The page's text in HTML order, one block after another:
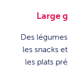
Large
Des
les snacks
les plats